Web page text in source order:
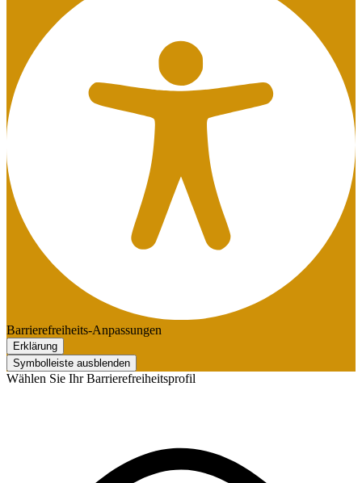
Barrierefreiheits-Anpassungen
Erklärung
Symbolleiste ausblenden
Wählen Sie Ihr Barrierefreiheitsprofil